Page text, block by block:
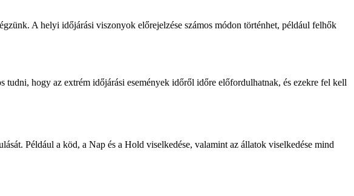
A helyi időjárási viszonyok előrejelzése számos módon történhet, például felhők
hogy az extrém időjárási események időről időre előfordulhatnak, és ezekre fel kell
Például a köd, a Nap és a Hold viselkedése, valamint az állatok viselkedése mind